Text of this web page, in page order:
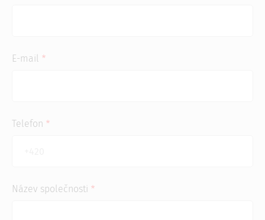
E-mail
Telefon
Název společnosti